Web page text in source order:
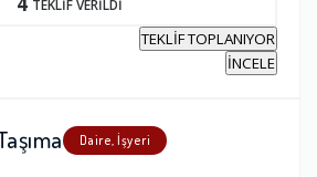
TEKLİF VERİLDİ
TEKLİF TOPLANIYOR
İNCELE
Daire, İşyeri